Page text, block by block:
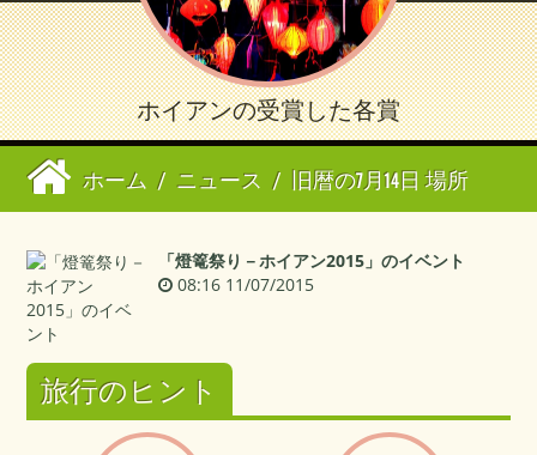
ホイアンの受賞した各賞
ホーム / ニュース / 旧暦の7月14日 場所
「燈篭祭り－ホイアン2015」のイベント
08:16 11/07/2015
旅行のヒント